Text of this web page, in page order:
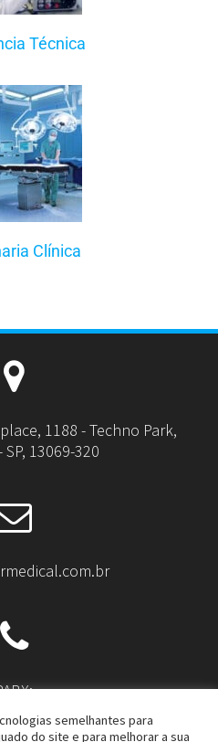
Técnica
Clínica
1188 - Techno Park,
13069-320
9600semelhantes para
do site e para melhorar a sua